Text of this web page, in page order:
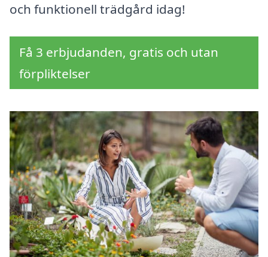
och funktionell trädgård idag!
Få 3 erbjudanden, gratis och utan
förpliktelser